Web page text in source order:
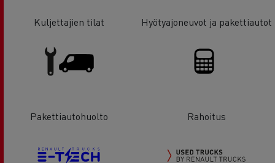
Kuljettajien tilat Hyötyajoneuvot ja pakettiautot
Pakettiautohuolto Rahoitus